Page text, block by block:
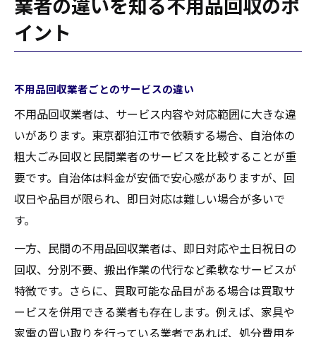
イント
不用品回収業者ごとのサービスの違い
不用品回収業者は、サービス内容や対応範囲に大きな違
いがあります。東京都狛江市で依頼する場合、自治体の
粗大ごみ回収と民間業者のサービスを比較することが重
要です。自治体は料金が安価で安心感がありますが、回
収日や品目が限られ、即日対応は難しい場合が多いで
す。
一方、民間の不用品回収業者は、即日対応や土日祝日の
回収、分別不要、搬出作業の代行など柔軟なサービスが
特徴です。さらに、買取可能な品目がある場合は買取サ
ービスを併用できる業者も存在します。例えば、家具や
家電の買い取りを行っている業者であれば、処分費用を